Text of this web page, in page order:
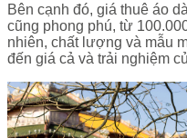
Bên cạnh đó, giá thuê áo
cũng phong phú, từ
nhiên, chất lượng và mẫu
đến giá cả và trải nghiệm